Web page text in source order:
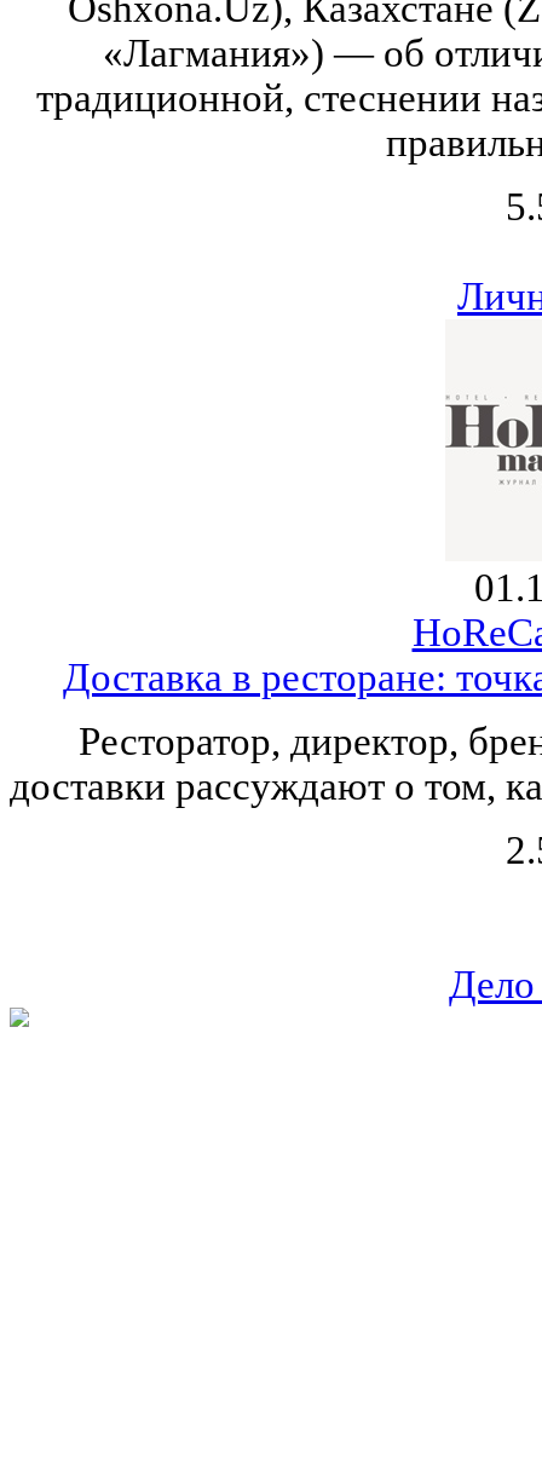
«Лагмания») — об
традиционной, стеснении
Доставка в ресторане:
Ресторатор, директор,
доставки рассуждают о том,
Дело